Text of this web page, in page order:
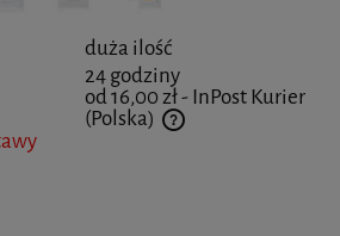
duża ilość
24 godziny
od 16,00 zł- InPost Kurier
(Polska)
kosztów płatności